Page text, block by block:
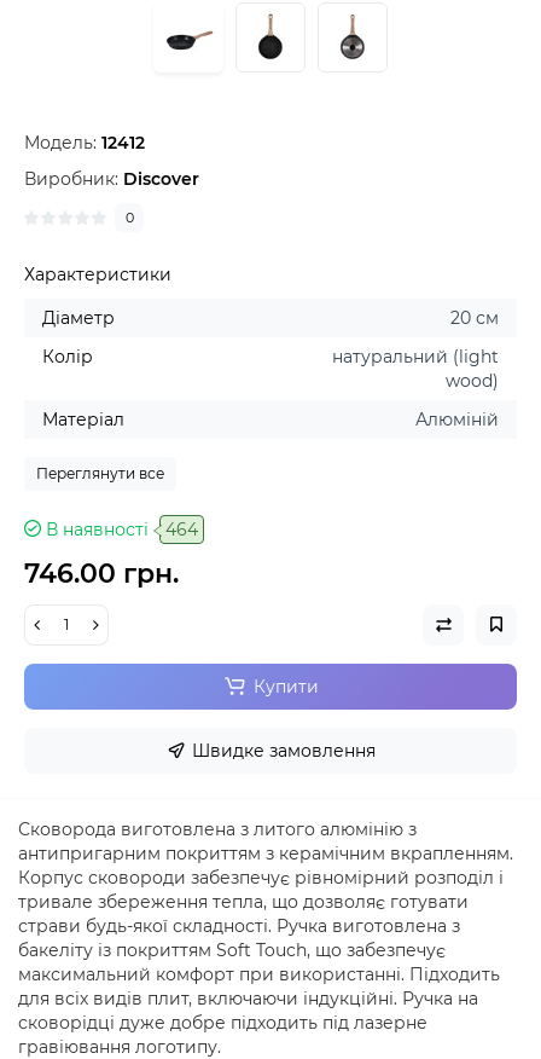
Модель: 12412
Виробник: Discover
0
Характеристики
Діаметр
20 см
Колір
натуральний (light
wood)
Матеріал
Алюміній
Переглянути все
В наявності 464
746.00 грн.
Купити
Швидке замовлення
Сковорода виготовлена з литого алюмінію з
антипригарним покриттям з керамічним вкрапленням.
Корпус сковороди забезпечує рівномірний розподіл і
тривале збереження тепла, що дозволяє готувати
страви будь-якої складності. Ручка виготовлена з
бакеліту із покриттям Soft Touch, що забезпечує
максимальний комфорт при використанні. Підходить
для всіх видів плит, включаючи індукційні. Ручка на
сковорідці дуже добре підходить під лазерне
гравіювання логотипу.